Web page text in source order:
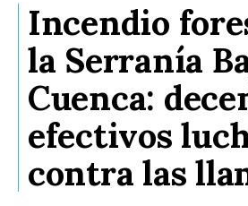
Incendio
la Serranía
Cuenca:
efectivos
contra las